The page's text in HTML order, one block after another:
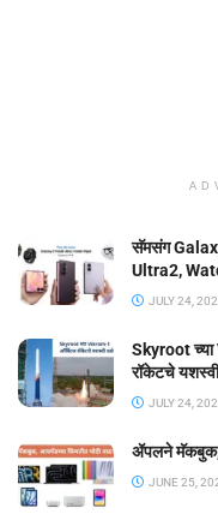
सॅमसंग
Ultra2,
JULY 24,
Skyroot च्या
रॉकेटचे
JULY 24,
ॲपलने मॅकबुक,
JUNE 25,